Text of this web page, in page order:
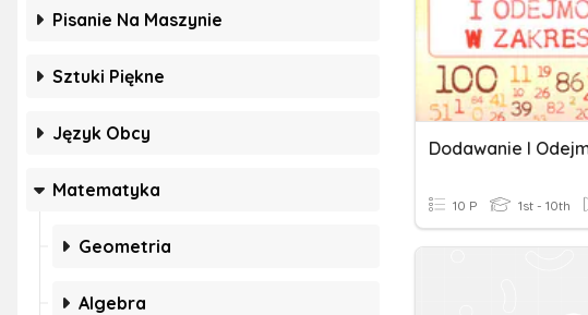
Pisanie Na Maszynie
Sztuki Piękne
Język Obcy
Matematyka
Geometria
Algebra
10 P 1st - 10th